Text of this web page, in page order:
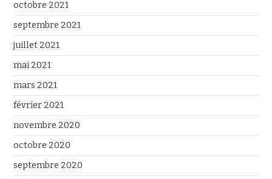
octobre 2021
septembre 2021
juillet 2021
mai 2021
mars 2021
février 2021
novembre 2020
octobre 2020
septembre 2020